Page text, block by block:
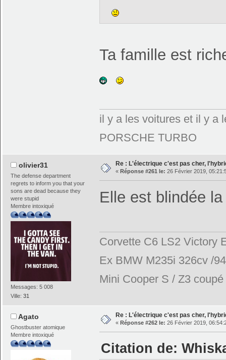
Ta famille est
il y a les voitures et il y a
PORSCHE TURBO
olivier31
The defense department
regrets to inform you that your
sons are dead because they
were stupid
Membre intoxiqué
Messages: 5 008
Ville:31
Re : L'électrique c'est pas cher,
« Réponse #261 le: 26 Février 2019,
Elle est blindée
Corvette C6 LS2 Victory
Ex BMW M235i 326cv /
Mini Cooper S / Z3
Agato
Ghostbuster atomique
Membre intoxiqué
Re : L'électrique c'est pas cher,
« Réponse #262 le: 26 Février 2019,
Citation de: